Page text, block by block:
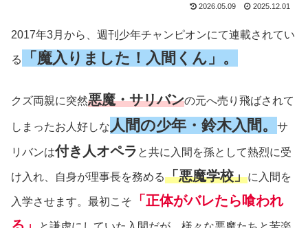
2026.05.09 2025.12.01
2017年3月から、週刊少年チャンピオンにて連載されてい
る 「魔入りました！入間くん」。
クズ両親に突然悪魔・サリバンの元へ売り飛ばされて
しまったお人好しな 人間の少年・鈴木入間。 サ
リバンは付き人オペラ と共に入間を孫として熱烈に受
け入れ、自身が理事長を務める「悪魔学校」に入間を
入学させます。最初こそ
「正体がバレたら喰われ